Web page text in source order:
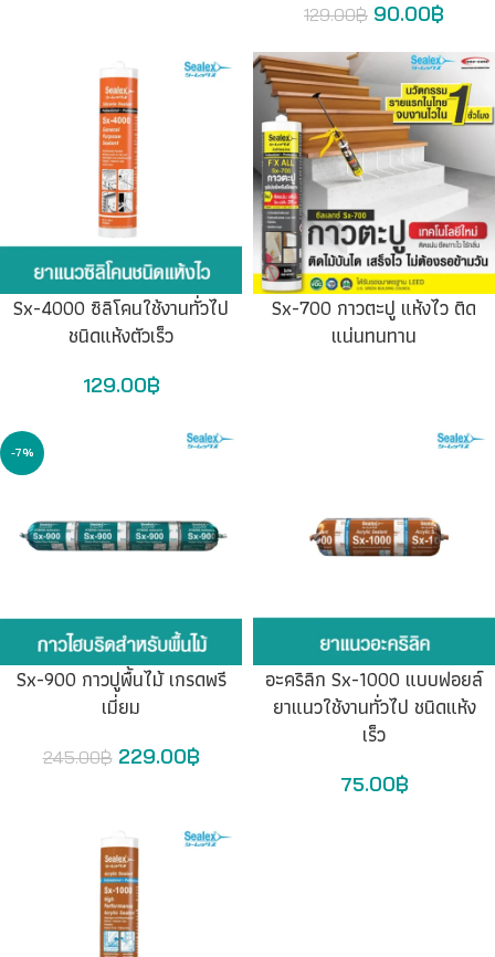
129.00฿ 90.00฿
Sx-4000 ซิลิโคนใช้งานทั่วไป
ชนิดแห้งตัวเร็ว
129.00฿
Sx-700 กาวตะปู แห้งไว ติด
แน่นทนทาน
-7%
Sx-900 กาวปูพื้นไม้ เกรดพรี
เมี่ยม
245.00฿ 229.00฿
อะคริลิก Sx-1000 แบบฟอยล์
ยาแนวใช้งานทั่วไป ชนิดแห้ง
เร็ว
75.00฿